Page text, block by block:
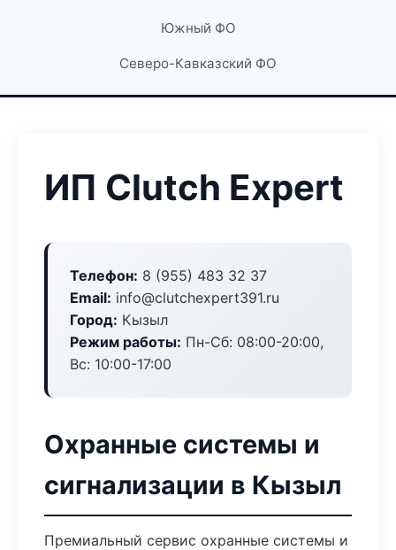
Южный ФО
Северо-Кавказский ФО
ИП Clutch Expert
Телефон: 8 (955) 483 32 37
Email: info@clutchexpert391.ru
Город: Кызыл
Режим работы: Пн-Сб: 08:00-20:00,
Вс: 10:00-17:00
Охранные системы и
сигнализации в Кызыл
Премиальный сервис охранные системы и